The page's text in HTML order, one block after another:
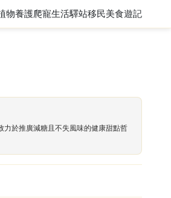
物養護爬寵生活驛站移民美食遊記
於推廣減糖且不失風味的健康甜點哲